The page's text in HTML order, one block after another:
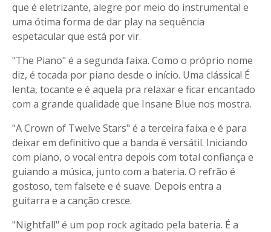
que é eletrizante, alegre por meio do instrumental e
uma ótima forma de dar play na sequência
espetacular que está por vir.
"The Piano" é a segunda faixa. Como o próprio nome
diz, é tocada por piano desde o início. Uma clássica! É
lenta, tocante e é aquela pra relaxar e ficar encantado
com a grande qualidade que Insane Blue nos mostra.
"A Crown of Twelve Stars" é a terceira faixa e é para
deixar em definitivo que a banda é versátil. Iniciando
com piano, o vocal entra depois com total confiança e
guiando a música, junto com a bateria. O refrão é
gostoso, tem falsete e é suave. Depois entra a
guitarra e a canção cresce.
"Nightfall" é um pop rock agitado pela bateria. É a